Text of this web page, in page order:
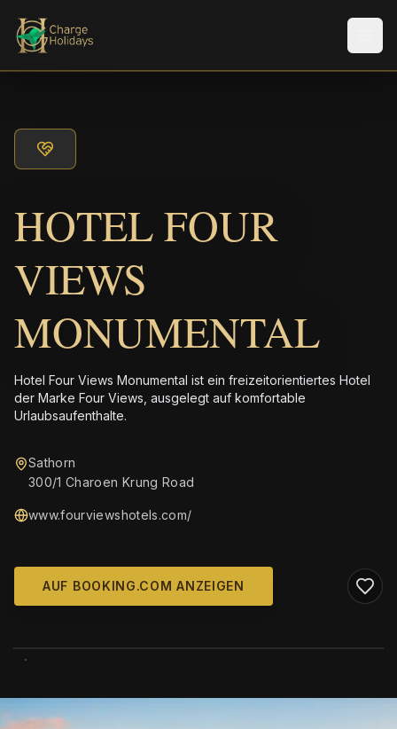
HOTEL FOUR
VIEWS
MONUMENTAL
Hotel Four Views Monumental ist ein freizeitorientiertes Hotel
der Marke Four Views, ausgelegt auf komfortable
Urlaubsaufenthalte.
Sathorn
300/1 Charoen Krung Road
www.fourviewshotels.com/
AUF BOOKING.COM ANZEIGEN